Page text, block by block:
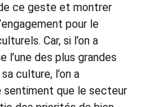
ce geste et montrer
pour le
Car, si l’on a
des plus grandes
culture, l’on a
sentiment que le secteur